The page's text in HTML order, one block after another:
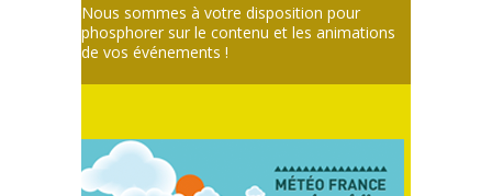
Nous sommes à votre disposition pour
phosphorer sur le contenu et les animations
de vos événements !